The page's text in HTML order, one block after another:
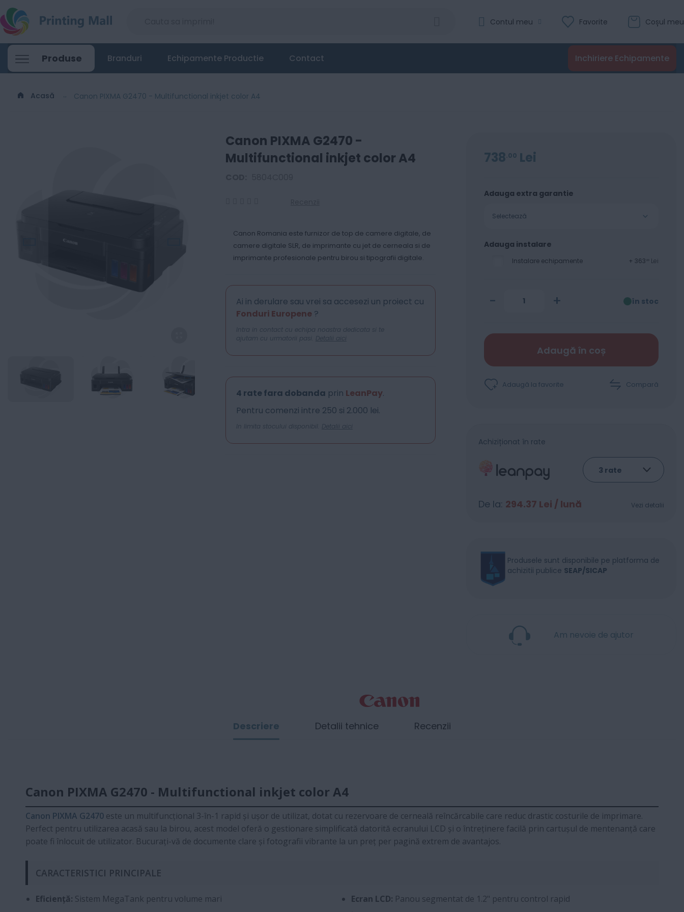
Coșul meu
Favorite
Contul meu
Produse Inchiriere Echipamente
Branduri Echipamente Productie Contact
Acasă Canon PIXMA G2470 - Multifunctional inkjet color A4
Canon PIXMA G2470 -
Multifunctional inkjet color A4
Canon Romania este furnizor de top de camere digitale, de
camere digitale SLR, de imprimante cu jet de cerneala si de
imprimante profesionale pentru birou si tipografii digitale.
Ai in derulare sau vrei sa accesezi un proiect cu
Fonduri Europene?
Intra in contact cu echipa noastra dedicata si te
ajutam cu urmatorii pasi. Detalii aici
4 rate fara dobanda prin LeanPay.
Pentru comenzi intre 250 si 2.000 lei.
In limita stocului disponibil. Detalii aici
738 00 Lei
Adauga extra garantie
Selectează
Adauga instalare
Instalare echipamente + 363 Lei
- + în stoc
Adaugă în coș
Adaugă la favorite Compară
Achiziționat în rate
De la: 294.37 Lei / lună Vezi detalii
Produsele sunt disponibile pe platforma de
achizitii publice SEAP/SICAP
Am nevoie de ajutor
Canon PIXMA G2470 - Multifunctional inkjet color A4
Evaluare:
0
% of 100
Recenzii
738 00Lei Adaugă în coș
Descriere
Canon PIXMA G2470 - Multifunctional inkjet color A4
Canon PIXMA G2470 este un multifuncțional 3-în-1 rapid și ușor de utilizat, dotat cu rezervoare de cerneală reîncărcabile care reduc drastic costurile de imprimare.
Perfect pentru utilizarea acasă sau la birou, acest model oferă o gestionare simplificată datorită ecranului LCD și o întreținere facilă prin cartușul de mentenanță care
poate fi înlocuit de utilizator. Bucurați-vă de documente clare și fotografii vibrante la un preț per pagină extrem de avantajos.
CARACTERISTICI PRINCIPALE
Eficiență: Sistem MegaTank pentru volume mari
Ecran LCD: Panou segmentat de 1.2" pentru control rapid
Detalii tehnice Recenzii